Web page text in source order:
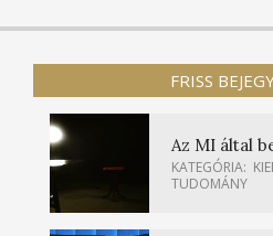
FRISS
Az MI által
KATEGÓRIA:
TUDOMÁNY